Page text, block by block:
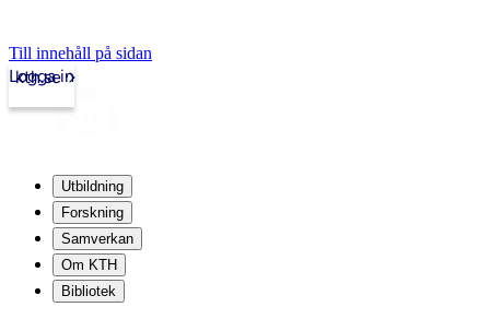
Till innehåll på sidan
kth.se
Logga in
Utbildning
Forskning
Samverkan
Om KTH
Bibliotek